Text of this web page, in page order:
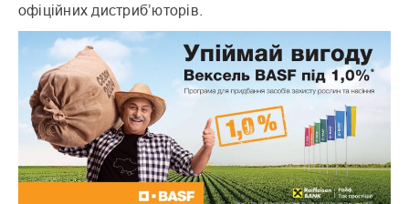
офіційних дистриб’юторів.